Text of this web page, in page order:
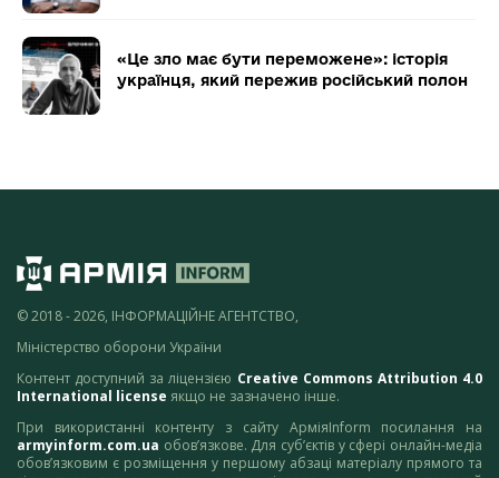
«Це зло має бути переможене»: історія
українця, який пережив російський полон
© 2018 - 2026, ІНФОРМАЦІЙНЕ АГЕНТСТВО,
Міністерство оборони України
Контент доступний за ліцензією Creative Commons Attribution 4.0
International license якщо не зазначено інше.
При використанні контенту з сайту АрміяInform посилання на
armyinform.com.ua обов’язкове. Для суб’єктів у сфері онлайн-медіа
обов’язковим є розміщення у першому абзаці матеріалу прямого та